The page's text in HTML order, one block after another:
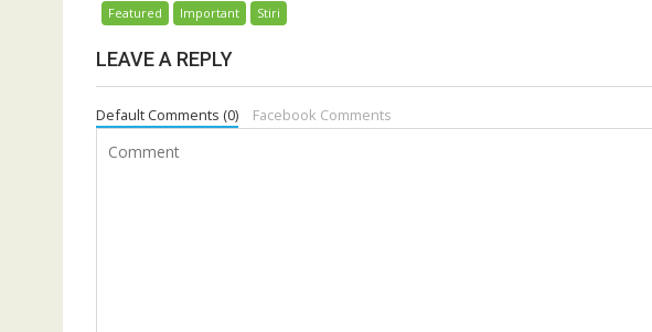
Featured Important Stiri
LEAVE A REPLY
Default Comments (0) Facebook Comments